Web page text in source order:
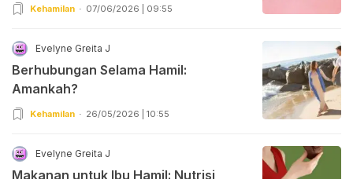
Kehamilan 07/06/2026 | 09:55
Evelyne Greita J
Berhubungan Selama Hamil:
Amankah?
Kehamilan 26/05/2026 | 10:55
Evelyne Greita J
Makanan untuk Ibu Hamil: Nutrisi